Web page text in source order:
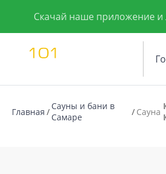
Скачай наше приложение
Главная
Сауны и бани в
Самаре
Сауна